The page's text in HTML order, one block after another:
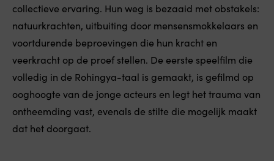
collectieve ervaring. Hun weg is bezaaid met obstakels:
natuurkrachten, uitbuiting door mensensmokkelaars en
voortdurende beproevingen die hun kracht en
veerkracht op de proef stellen. De eerste speelfilm die
volledig in de Rohingya-taal is gemaakt, is gefilmd op
ooghoogte van de jonge acteurs en legt het trauma van
ontheemding vast, evenals de stilte die mogelijk maakt
dat het doorgaat.